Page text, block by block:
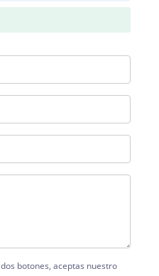
botones, aceptas nuestro